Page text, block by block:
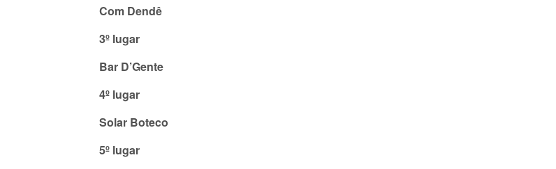
Com Dendê
3º lugar
Bar D’Gente
4º lugar
Solar Boteco
5º lugar